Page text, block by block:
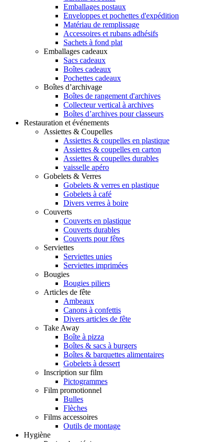
Emballages postaux
Enveloppes et pochettes d'expédition
Matériau de remplissage
Accessoires et rubans adhésifs
Sachets à fond plat
Emballages cadeaux
Sacs cadeaux
Boîtes cadeaux
Pochettes cadeaux
Boîtes d’archivage
Boîtes de rangement d'archives
Collecteur vertical à archives
Boîtes d’archives pour classeurs
Restauration et événements
Assiettes & Coupelles
Assiettes & coupelles en plastique
Assiettes & coupelles en carton
Assiettes & coupelles durables
vaisselle apéro
Gobelets & Verres
Gobelets & verres en plastique
Gobelets à café
Divers verres à boire
Couverts
Couverts en plastique
Couverts durables
Couverts pour fêtes
Serviettes
Serviettes unies
Serviettes imprimées
Bougies
Bougies piliers
Articles de fête
Ambeaux
Canons à confettis
Divers articles de fête
Take Away
Boîte à pizza
Boîtes & sacs à burgers
Boîtes & barquettes alimentaires
Gobelets à dessert
Inscription sur film
Pictogrammes
Film promotionnel
Bulles
Flèches
Films accessoires
Outils de montage
Hygiène